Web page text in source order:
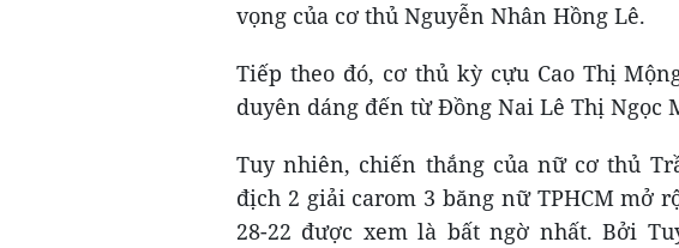
vọng của cơ thủ Nguyễn Nhân Hồng Lê.
Tiếp theo đó, cơ thủ kỳ cựu Cao Thị
duyên dáng đến từ Đồng Nai Lê Thị Ngọc
Tuy nhiên, chiến thắng của nữ cơ thủ
địch 2 giải carom 3 băng nữ TPHCM mở
28-22 được xem là bất ngờ nhất. Bởi